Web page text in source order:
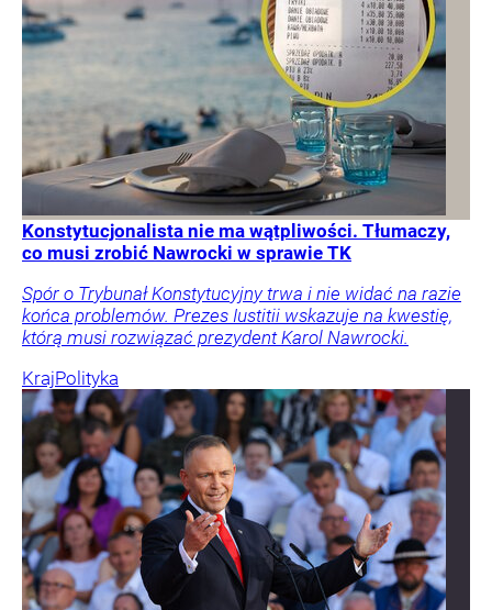
Konstytucjonalista nie ma wątpliwości. Tłumaczy,
co musi zrobić Nawrocki w sprawie TK
Spór o Trybunał Konstytucyjny trwa i nie widać na razie
końca problemów. Prezes Iustitii wskazuje na kwestię,
którą musi rozwiązać prezydent Karol Nawrocki.
KrajPolityka